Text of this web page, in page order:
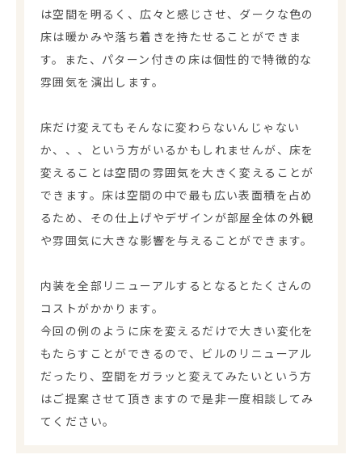
は空間を明るく、広々と感じさせ、ダークな色の
床は暖かみや落ち着きを持たせることができま
す。また、パターン付きの床は個性的で特徴的な
雰囲気を演出します。
床だけ変えてもそんなに変わらないんじゃない
か、、、という方がいるかもしれませんが、床を
変えることは空間の雰囲気を大きく変えることが
できます。床は空間の中で最も広い表面積を占め
るため、その仕上げやデザインが部屋全体の外観
や雰囲気に大きな影響を与えることができます。
内装を全部リニューアルするとなるとたくさんの
コストがかかります。
今回の例のように床を変えるだけで大きい変化を
もたらすことができるので、ビルのリニューアル
だったり、空間をガラッと変えてみたいという方
はご提案させて頂きますので是非一度相談してみ
てください。